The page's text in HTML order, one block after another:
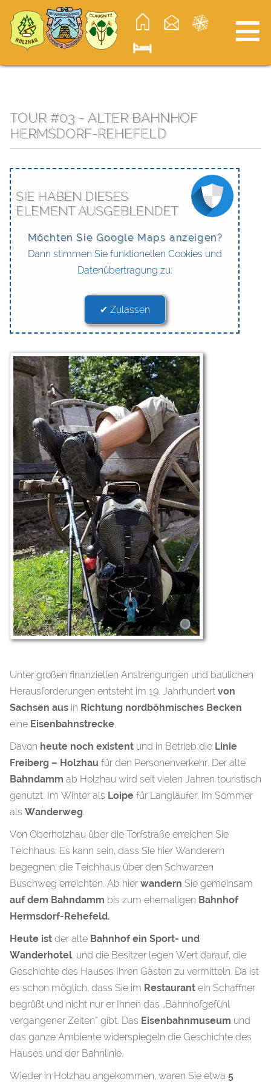
TOUR #03 - ALTER BAHNHOF
HERMSDORF-REHEFELD
SIE HABEN DIESES
ELEMENT AUSGEBLENDET
Möchten Sie Google Maps anzeigen?
Dann stimmen Sie funktionellen Cookies und
Datenübertragung zu:
✔ Zulassen
Unter großen finanziellen Anstrengungen und baulichen
Herausforderungen entsteht im 19. Jahrhundert von
Sachsen aus in Richtung nordböhmisches Becken
eine Eisenbahnstrecke.
Davon heute noch existent und in Betrieb die Linie
Freiberg – Holzhau für den Personenverkehr. Der alte
Bahndamm ab Holzhau wird seit vielen Jahren touristisch
genutzt. Im Winter als Loipe für Langläufer, im Sommer
als Wanderweg.
Von Oberholzhau über die Torfstraße erreichen Sie
Teichhaus. Es kann sein, dass Sie hier Wanderern
begegnen, die Teichhaus über den Schwarzen
Buschweg erreichten. Ab hier wandern Sie gemeinsam
auf dem Bahndamm bis zum ehemaligen Bahnhof
Hermsdorf-Rehefeld.
Heute ist der alte Bahnhof ein Sport- und
Wanderhotel, und die Besitzer legen Wert darauf, die
Geschichte des Hauses Ihren Gästen zu vermitteln. Da ist
es schon möglich, dass Sie im Restaurant ein Schaffner
begrüßt und nicht nur er Ihnen das „Bahnhofgefühl
vergangener Zeiten“ gibt. Das Eisenbahnmuseum und
das ganze Ambiente widerspiegeln die Geschichte des
Hauses und der Bahnlinie.
Wieder in Holzhau angekommen, waren Sie etwa 5
≡